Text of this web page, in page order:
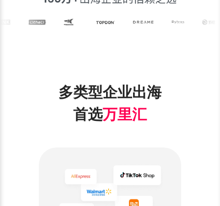
多类型企业出海
首选万里汇